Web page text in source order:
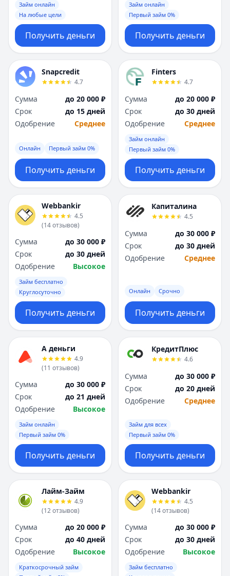
Займ онлайн
На любые цели
Получить деньги
Займ онлайн
Первый займ 0%
Получить деньги
Snapcredit
4.7
Сумма
до 20 000 ₽
Срок
до 15 дней
Одобрение
Среднее
Онлайн Первый займ 0%
Получить деньги
Finters
4.7
Сумма
до 20 000 ₽
Срок
до 30 дней
Одобрение
Среднее
Займ онлайн
Первый займ 0%
Получить деньги
Webbankir
4.5
(14отзывов)
Сумма
до 30 000 ₽
Срок
до 30 дней
Одобрение
Высокое
Займ бесплатно
Круглосуточно
Получить деньги
Капиталина
4.5
Сумма
до 30 000 ₽
Срок
до 30 дней
Одобрение
Среднее
Онлайн Срочно
Получить деньги
А деньги
4.9
(11 отзывов)
Сумма
до 30 000 ₽
Срок
до 21 дней
Одобрение
Высокое
Займ онлайн
Первый займ 0%
Получить деньги
КредитПлюс
4.6
Сумма
до 30 000 ₽
Срок
до 20 дней
Одобрение
Среднее
Займ для всех
Первый займ 0%
Получить деньги
Лайм-Займ
4.9
(12отзывов)
Сумма
до 20 000 ₽
Срок
до 40 дней
Одобрение
Высокое
Краткосрочный займ
Webbankir
4.5
(14отзывов)
Сумма
до 30 000 ₽
Срок
до 30 дней
Одобрение
Высокое
Займ бесплатно